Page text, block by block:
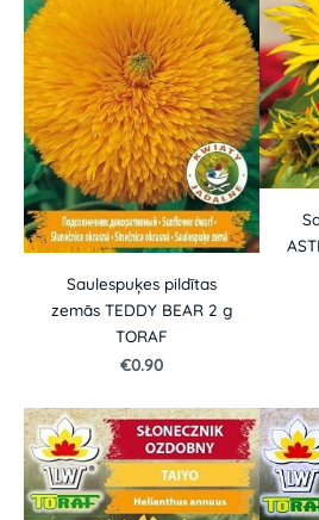
Saulespuķes pildītas
zemās TEDDY BEAR 2 g
TORAF
€0.90